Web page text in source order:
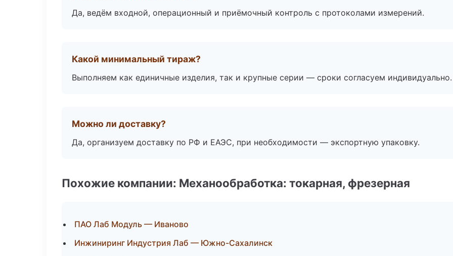
Да, ведём входной, операционный и приёмочный контроль с протоколами измерений.
Какой минимальный тираж?
Выполняем как единичные изделия, так и крупные серии — сроки согласуем индивидуально.
Можно ли доставку?
Да, организуем доставку по РФ и ЕАЭС, при необходимости — экспортную упаковку.
Похожие компании: Механообработка: токарная, фрезерная
ПАО Лаб Модуль — Иваново
Инжиниринг Индустрия Лаб — Южно-Сахалинск